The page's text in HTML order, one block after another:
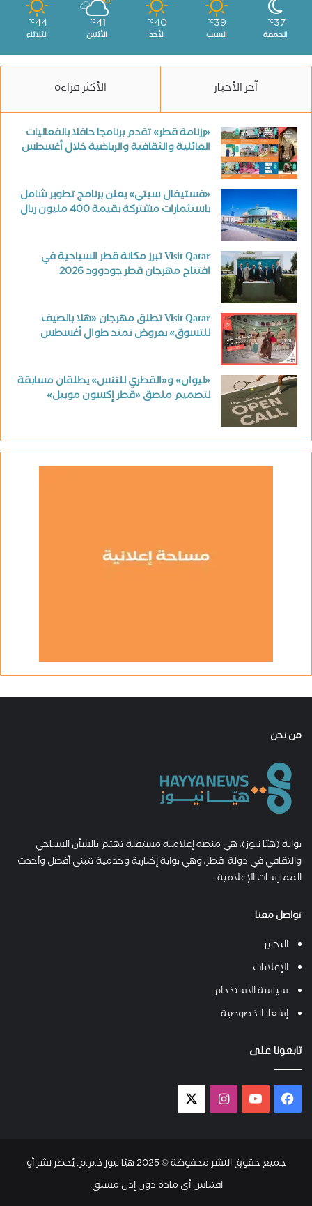
37
℃
الجمعة
39
℃
السبت
40
℃
الأحد
41
℃
الأثنين
44
℃
الثلاثاء
آخر الأخبار الأكثر قراءة
«رزنامة قطر» تقدم برنامجا حافلا بالفعاليات
العائلية والثقافية والرياضية خلال أغسطس
«فستيفال سيتي» يعلن برنامج تطوير شامل
باستثمارات مشتركة بقيمة 400 مليون ريال
Visit Qatar تبرز مكانة قطر السياحية في
افتتاح مهرجان قطر جودوود 2026
Visit Qatar تطلق مهرجان «هلا بالصيف
للتسوق» بعروض تمتد طوال أغسطس
«ليوان» و«القطري للتنس» يطلقان مسابقة
لتصميم ملصق «قطر إكسون موبيل»
من نحن
بوابة (هيّا نيوز)، هي منصة إعلامية مستقلة تهتم بالشأن السياحي
والثقافي في دولة قطر، وهي بوابة إخبارية وخدمية تتبنى أفضل وأحدث
الممارسات الإعلامية.
تواصل معنا
التحرير
الإعلانات
سياسة الاستخدام
إشعار الخصوصية
تابعونا على
فيسبوك يوتيوب انستقرام
جميع حقوق النشر محفوظة © 2025 هيّا نيوز ذ.م.م. يُحظر نشر أو
اقتباس أي مادة دون إذن مسبق.